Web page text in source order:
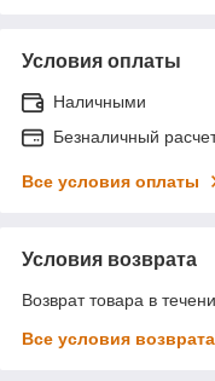
Условия оплаты
Наличными
Безналичный
Все условия оплаты
Условия возврата
Возврат товара в
Все условия возврата